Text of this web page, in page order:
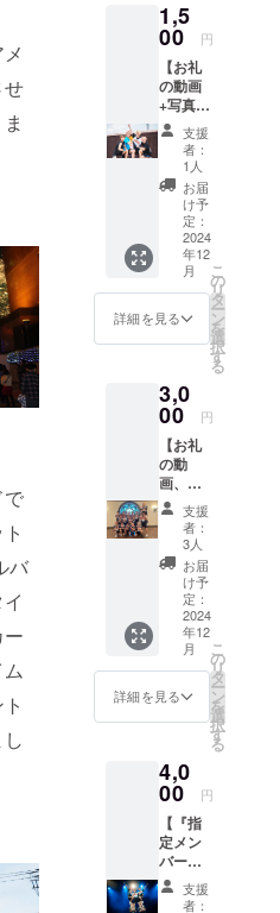
せ
で
バ
1,5
00 円
【お礼
の動画
+写真
（サイ
ン入
り）】
感謝の
気持ち
を込め
て、
MAXON
Sメン
バーか
らのお
礼の動
画と写
イン入
り）を
お送り
しま
す！ ※
お礼の
動画に
ついて
収録時
間:30
秒〜1分
間 提供
方法:
メール
にURL
を記載
しま
支援
者：
1人
お届
け予
定：
2024
年12
月
詳細を見る
こ
の
リ
タ
ー
ン
を
選
択
す
る
3,0
00 円
【お礼
の動
画、直
筆手
紙、写
真（サ
イン入
り）】
感謝の
気持ち
を込め
て、
MAXON
Sメン
バーか
らのお
画、直
筆手
紙、写
真（サ
イン入
り）を
お送り
しま
支援
者：
3人
お届
け予
定：
2024
年12
月
詳細を見る
こ
の
リ
タ
ー
ン
を
選
択
す
る
4,0
00 円
【『指
定メン
バー』
お礼の
動画、
支援
者：